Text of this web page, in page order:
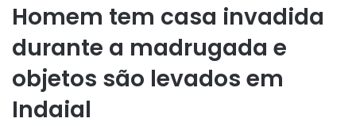
Homem tem casa invadida
durante a madrugada e
objetos são levados em
Indaial